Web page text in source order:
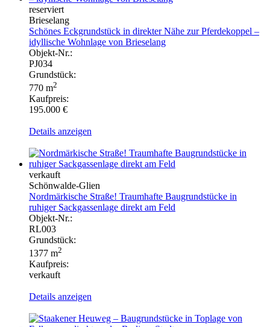
reserviert
Brieselang
Schönes Eckgrundstück in direkter Nähe zur Pferdekoppel –
idyllische Wohnlage von Brieselang
Objekt-Nr.:
PJ034
Grundstück:
770 m2
Kaufpreis:
195.000 €
Details anzeigen
verkauft
Schönwalde-Glien
Nordmärkische Straße! Traumhafte Baugrundstücke in
ruhiger Sackgassenlage direkt am Feld
Objekt-Nr.:
RL003
Grundstück:
1377 m2
Kaufpreis:
verkauft
Details anzeigen